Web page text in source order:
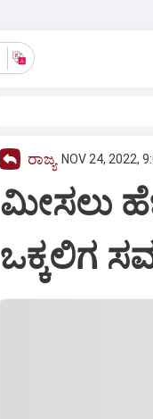
ರಾಜ್ಯ NOV 24, 2022,
ಮೀಸಲು
ಒಕ್ಕಲಿಗ